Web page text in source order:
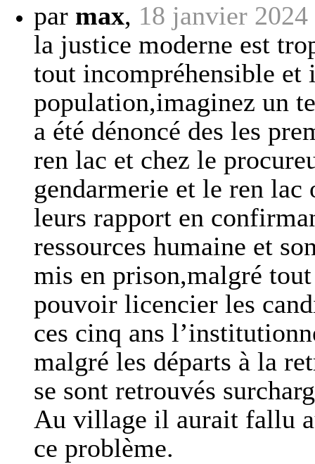
par max, 18 janvier 2024
la justice moderne est
tout incompréhensible et
population,imaginez un
a été dénoncé des les
ren lac et chez le
gendarmerie et le ren lac
leurs rapport en
ressources humaine et
mis en prison,malgré
pouvoir licencier les
ces cinq ans
malgré les départs à la
se sont retrouvés
Au village il aurait fallu
ce problème.